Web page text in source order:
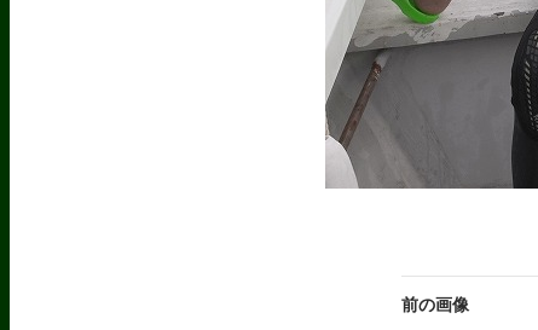
前の画像